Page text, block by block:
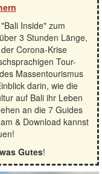
Inside" zum
3 Stunden Länge,
Corona-Krise
Tour-
Massentourismus
darin, wie die
auf Bali ihr Leben
an die 7 Guides
& Download kannst
Gutes!